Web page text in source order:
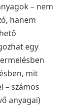
– nem
hanem
egy
mit
– számos
anyagai)